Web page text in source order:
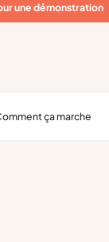
une démonstration
ça marche